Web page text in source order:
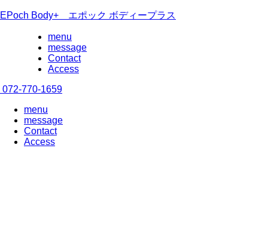
EPoch Body+ エポック ボディープラス
menu
message
Contact
Access
072-770-1659
menu
message
Contact
Access